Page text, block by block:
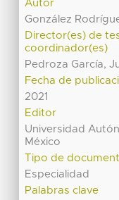
Autor
González
Director(es) de
coordinador(es)
Pedroza García,
Fecha de
2021
Editor
Universidad
México
Tipo de
Especialidad
Palabras clave